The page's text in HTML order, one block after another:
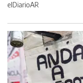
elDiarioAR